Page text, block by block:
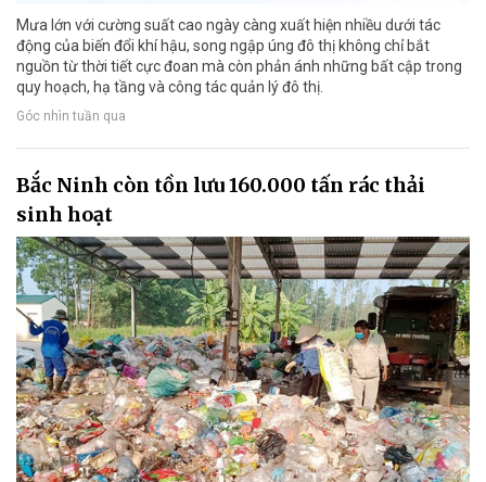
Mưa lớn với cường suất cao ngày càng xuất hiện nhiều dưới tác
động của biến đổi khí hậu, song ngập úng đô thị không chỉ bắt
nguồn từ thời tiết cực đoan mà còn phản ánh những bất cập trong
quy hoạch, hạ tầng và công tác quản lý đô thị.
Góc nhìn tuần qua
Bắc Ninh còn tồn lưu 160.000 tấn rác thải
sinh hoạt